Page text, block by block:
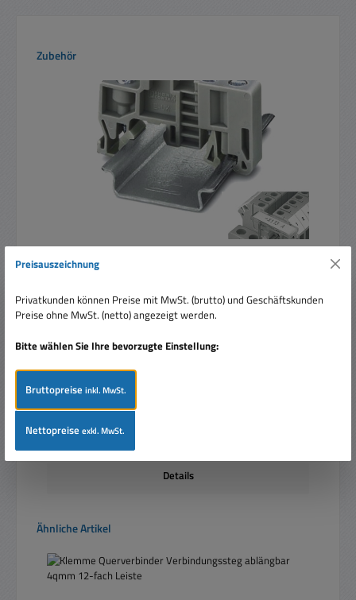
Produktgalerie überspringen
Zubehör
der Hutschiene
Details
Produktgalerie überspringen
Ähnliche Artikel
Preisauszeichnung
Privatkunden können Preise mit MwSt. (brutto) und Geschäftskunden
Preise ohne MwSt. (netto) angezeigt werden.
Bitte wählen Sie Ihre bevorzugte Einstellung:
Bruttopreiseinkl. MwSt.
Nettopreiseexkl. MwSt.